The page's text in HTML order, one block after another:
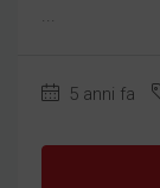
...
5 anni fa